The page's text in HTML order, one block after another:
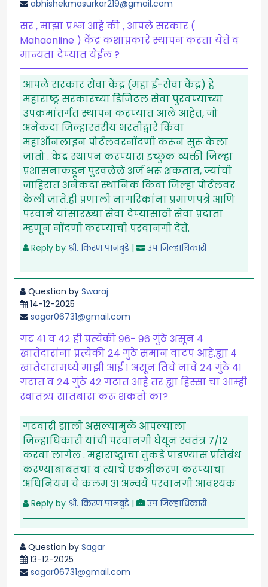
abhishekmasurkar219@gmail.com
सर , माझा प्रश्न आहे की , आपले सरकार (
Mahaonline ) केंद्र कशाप्रकारे स्थापन करता येते व
मान्यता देण्यात येईल ?
आपले सरकार सेवा केंद्र (महा ई-सेवा केंद्र) हे
महाराष्ट्र सरकारच्या डिजिटल सेवा पुरवण्याच्या
उपक्रमांतर्गत स्थापन करण्यात आले आहेत, जो
अनेकदा जिल्हास्तरीय भरतीद्वारे किंवा
महाऑनलाइन पोर्टलवरनोंदणी करून सुरू केला
जातो . केंद्र स्थापन करण्यास इच्छुक व्यक्ती जिल्हा
प्रशासनाकडून पुरवलेले अर्ज भरू शकतात, ज्यांची
जाहिरात अनेकदा स्थानिक किंवा जिल्हा पोर्टलवर
केली जाते.ही प्रणाली नागरिकांना प्रमाणपत्रे आणि
परवाने यांसारख्या सेवा देण्यासाठी सेवा प्रदाता
म्हणून नोंदणी करण्याची परवानगी देते.
Reply by श्री. किरण पानबुडे | उप जिल्हाधिकारी
Question bySwaraj
14-12-2025
sagar06731@gmail.com
गट ४१ व ४२ ही प्रत्येकी ९६- ९६ गुंठे असून ४
खातेदारांना प्रत्येकी २४ गुंठे समान वाटप आहे.ह्या ४
खातेदारामध्ये माझी आई १ असून तिचे नावे २४ गुंठे ४१
गटात व २४ गुंठे ४२ गटात आहे तर ह्या हिस्सा चा आम्ही
स्वातंत्र्य सातबारा करू शकतो का?
गटवारी झाली असल्यामुळे आपल्याला
जिल्हाधिकारी यांची परवानगी घेयून स्वतंत्र ७/१२
करवा लागेल . महाराष्ट्राचा तुकडे पाडण्यास प्रतिबंध
करण्याबाबतचा व त्याचे एकत्रीकरण करण्याचा
अधिनियम चे कलम ३१ अन्वये परवानगी आवश्यक
Reply by श्री. किरण पानबुडे | उप जिल्हाधिकारी
Question bySagar
13-12-2025
sagar06731@gmail.com